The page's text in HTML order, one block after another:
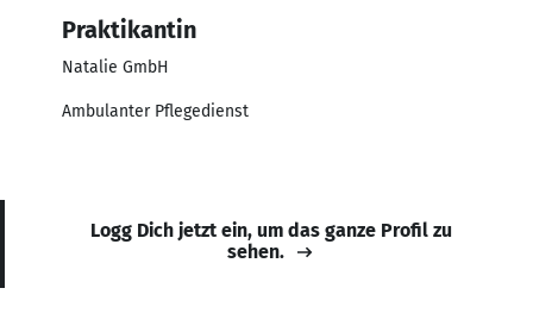
Praktikantin
Natalie GmbH
Ambulanter Pflegedienst
Logg Dich jetzt ein, um das ganze Profil zu
sehen.